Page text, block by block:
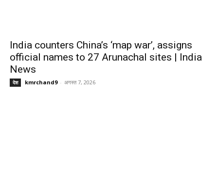
India counters China’s ‘map war’, assigns
official names to 27 Arunachal sites | India
News
देश kmrchand9 - अगस्त 7, 2026